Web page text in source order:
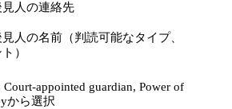
人の連絡先
人の名前（判読可能なタイプ、
）
Court-appointed guardian, Power of
から選択